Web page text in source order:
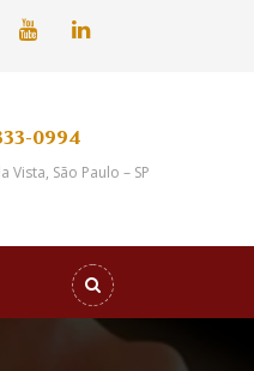
0994
Vista, São Paulo – SP